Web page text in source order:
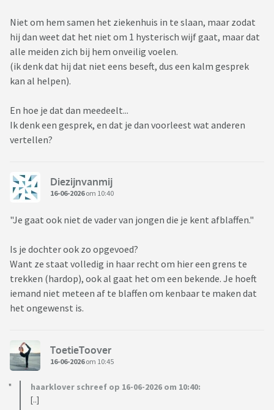
Niet om hem samen het ziekenhuis in te slaan, maar zodat
hij dan weet dat het niet om 1 hysterisch wijf gaat, maar dat
alle meiden zich bij hem onveilig voelen.
(ik denk dat hij dat niet eens beseft, dus een kalm gesprek
kan al helpen).
En hoe je dat dan meedeelt...
Ik denk een gesprek, en dat je dan voorleest wat anderen
vertellen?
Diezijnvanmij
16-06-2026om 10:40
"Je gaat ook niet de vader van jongen die je kent afblaffen."
Is je dochter ook zo opgevoed?
Want ze staat volledig in haar recht om hier een grens te
trekken (hardop), ook al gaat het om een bekende. Je hoeft
iemand niet meteen af te blaffen om kenbaar te maken dat
het ongewenst is.
ToetieToover
16-06-2026om 10:45
haarklover schreef op 16-06-2026 om 10:40:
[..]